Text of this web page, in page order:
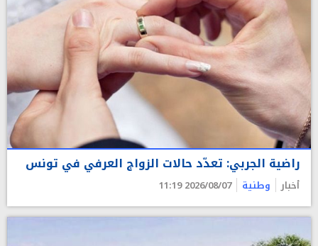
راضية الجربي: تعدّد حالات الزواج العرفي في تونس
أخبار وطنية 2026/08/07 11:19